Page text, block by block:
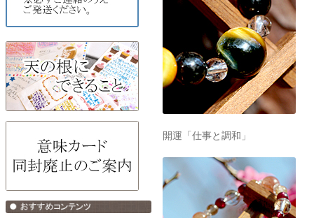
開運「仕事と調和」